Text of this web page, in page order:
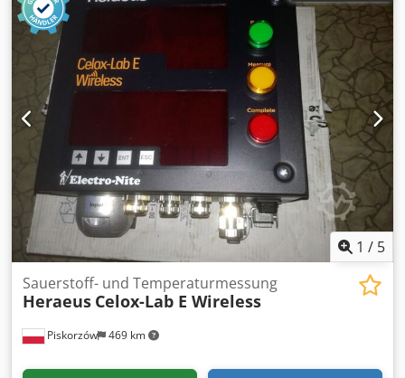
1 / 5
Piskorzów 469 km
Sauerstoff- und Temperaturmessung
Heraeus Celox-Lab E Wireless